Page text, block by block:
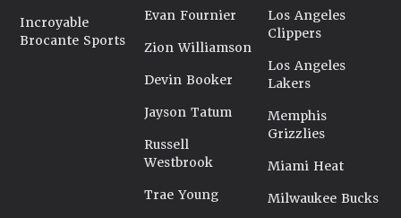
Incroyable
Brocante Sports
Evan Fournier
Zion Williamson
Devin Booker
Jayson Tatum
Russell
Westbrook
Trae Young
Los Angeles
Clippers
Los Angeles
Lakers
Memphis
Grizzlies
Miami Heat
Milwaukee Bucks